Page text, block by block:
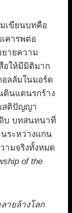
เขียนบทคือ
คารพต่อ
ายความ
อให้มีมิติมาก
ลลัมในมอร์ด
นแดนรกร้าง
สติปัญญา
บ บทสนทนาที่
ระหว่างแกน
ามจริงทั้งหมด
of the
ายล้างโลก